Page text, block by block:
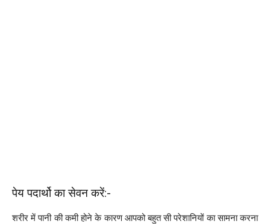
पेय पदार्थो का सेवन करें:-
शरीर में पानी की कमी होने के कारण आपको बहुत सी परेशानियों का सामना करना